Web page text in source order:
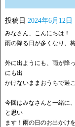
投稿日 2024年6月12日
みなさん、こんにちは！
雨の降る日が多くなり、
外に出ようにも、雨が降
にも出
かけないままおうちで過
今回はみなさんと一緒に
と思い
ます！雨の日のお出かけ